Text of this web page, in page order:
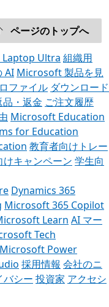
ページのトップへ
Laptop Ultra 組織用
AI Microsoft 製品を見
ファイル ダウンロード
品・返金 ご注文履歴
Microsoft Education
for Education
教育者向けトレー
キャンペーン 学生向
Dynamics 365
Microsoft 365 Copilot
Learn AI マー
Tech
Microsoft Power
採用情報 会社のニ
バシー 投資家 アクセシ